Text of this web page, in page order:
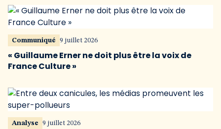
Communiqué 9 juillet 2026
« Guillaume Erner ne doit plus être la voix de
France Culture »
Analyse 9 juillet 2026